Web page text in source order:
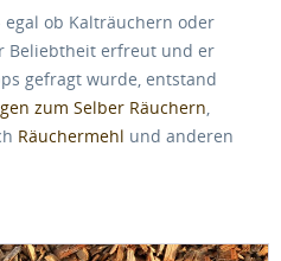
egal ob Kalträuchern oder
Beliebtheit erfreut und er
gefragt wurde, entstand
zum Selber Räuchern,
Räuchermehl und anderen